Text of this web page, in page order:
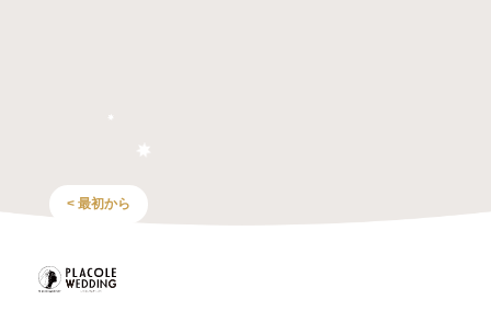
< 最初から